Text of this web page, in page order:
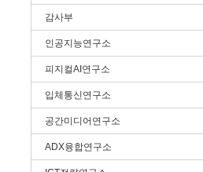
감사부
인공지능연구소
피지컬AI연구소
입체통신연구소
공간미디어연구소
ADX융합연구소